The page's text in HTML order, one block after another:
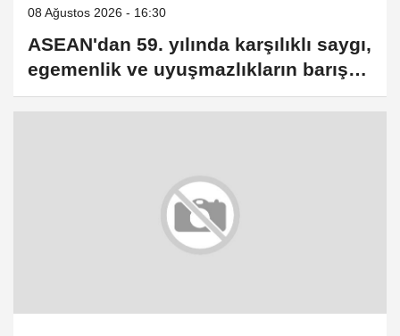
08 Ağustos 2026 - 16:30
ASEAN'dan 59. yılında karşılıklı saygı,
egemenlik ve uyuşmazlıkların barışçıl
çözümü vurgusu